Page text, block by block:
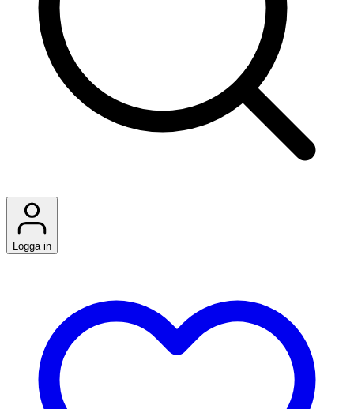
Logga in